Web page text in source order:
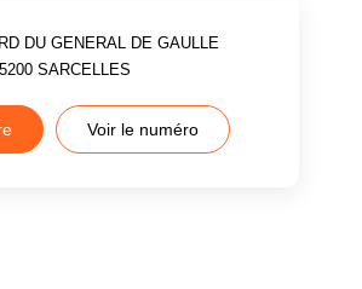
DU GENERAL DE GAULLE
SARCELLES
Voir le numéro